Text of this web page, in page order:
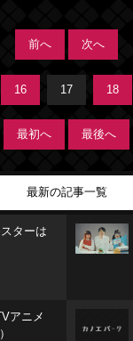
前へ 次へ
16 17 18
最初へ 最後へ
最新の記事一覧
ターは
アニメ